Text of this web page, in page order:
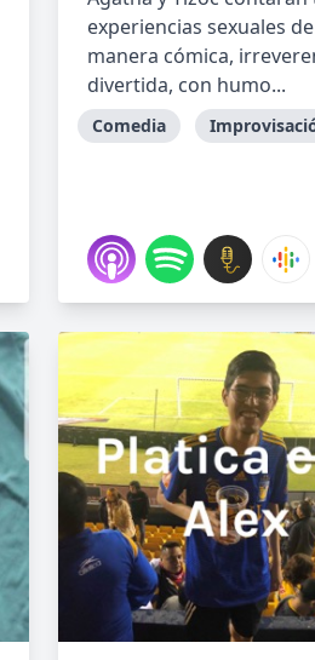
experiencias sexuales de
manera cómica,
divertida, con humo...
Comedia